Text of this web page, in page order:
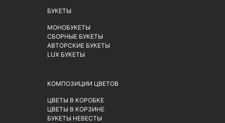
БУКЕТЫ
МОНОБУКЕТЫ
СБОРНЫЕ БУКЕТЫ
АВТОРСКИЕ БУКЕТЫ
LUX БУКЕТЫ
КОМПОЗИЦИИ ЦВЕТОВ
ЦВЕТЫ В КОРОБКЕ
ЦВЕТЫ В КОРЗИНЕ
БУКЕТЫ НЕВЕСТЫ